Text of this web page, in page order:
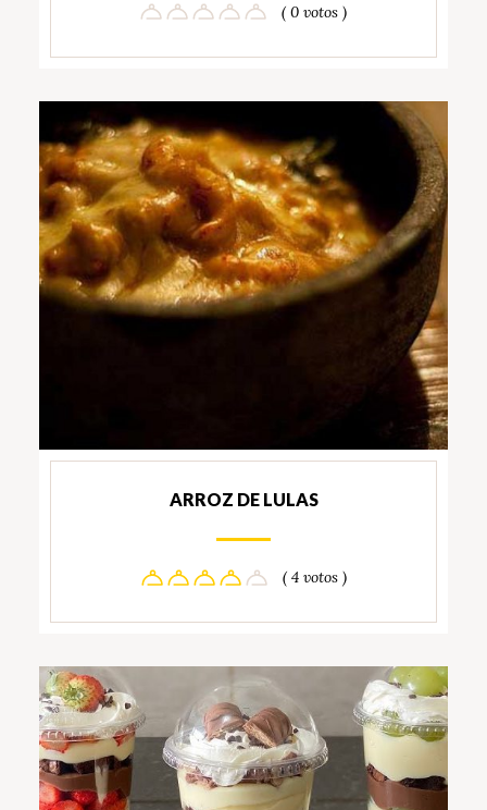
( 0 votos )
ARROZ DE LULAS
( 4 votos )